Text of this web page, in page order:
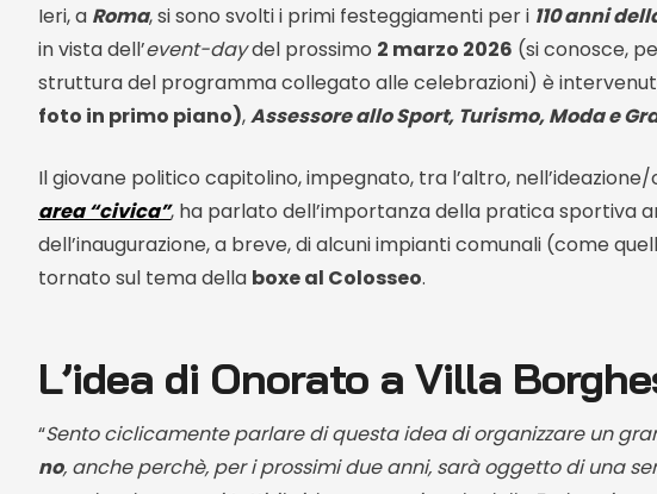
Ieri, a Roma, si sono svolti i primi festeggiamenti per i 110 anni
in vista dell’event-daydel prossimo 2 marzo 2026 (si conosce,
struttura del programma collegato alle celebrazioni) è
foto in primo piano),Assessore allo Sport, Turismo, Moda e
Il giovane politico capitolino, impegnato, tra l’altro,
area “civica”, ha parlato dell’importanza della pratica sportiva
dell’inaugurazione, a breve, di alcuni impianti comunali (come
tornato sul tema della boxe al Colosseo.
L’idea di Onorato a Villa
“Sento ciclicamente parlare di questa idea di organizzare un
no, anche perchè, per i prossimi due anni, sarà oggetto di una